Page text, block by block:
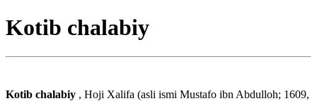
Kotib chalabiy
Kotib chalabiy , Hoji Xalifa (asli ismi Mustafo ibn Abdulloh; 1609,